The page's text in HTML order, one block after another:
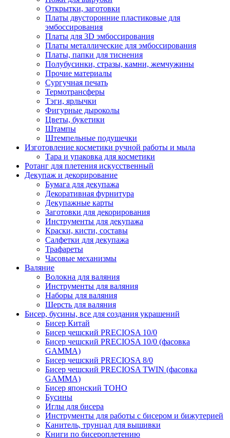
Открытки, заготовки
Платы двусторонние пластиковые для
эмбоссирования
Платы для 3D эмбоссирования
Платы металлические для эмбоссирования
Платы, папки для тиснения
Полубусинки, стразы, камни, жемчужины
Прочие материалы
Сургучная печать
Термотрансферы
Тэги, ярлычки
Фигурные дыроколы
Цветы, букетики
Штампы
Штемпельные подушечки
Изготовление косметики ручной работы и мыла
Тара и упаковка для косметики
Ротанг для плетения искусственный
Декупаж и декорирование
Бумага для декупажа
Декоративная фурнитура
Декупажные карты
Заготовки для декорирования
Инструменты для декупажа
Краски, кисти, составы
Салфетки для декупажа
Трафареты
Часовые механизмы
Валяние
Волокна для валяния
Инструменты для валяния
Наборы для валяния
Шерсть для валяния
Бисер, бусины, все для создания украшений
Бисер Китай
Бисер чешский PRECIOSA 10/0
Бисер чешский PRECIOSA 10/0 (фасовка
GAMMA)
Бисер чешский PRECIOSA 8/0
Бисер чешский PRECIOSA TWIN (фасовка
GAMMA)
Бисер японский TOHO
Бусины
Иглы для бисера
Инструменты для работы с бисером и бижутерией
Канитель, трунцал для вышивки
Книги по бисероплетению